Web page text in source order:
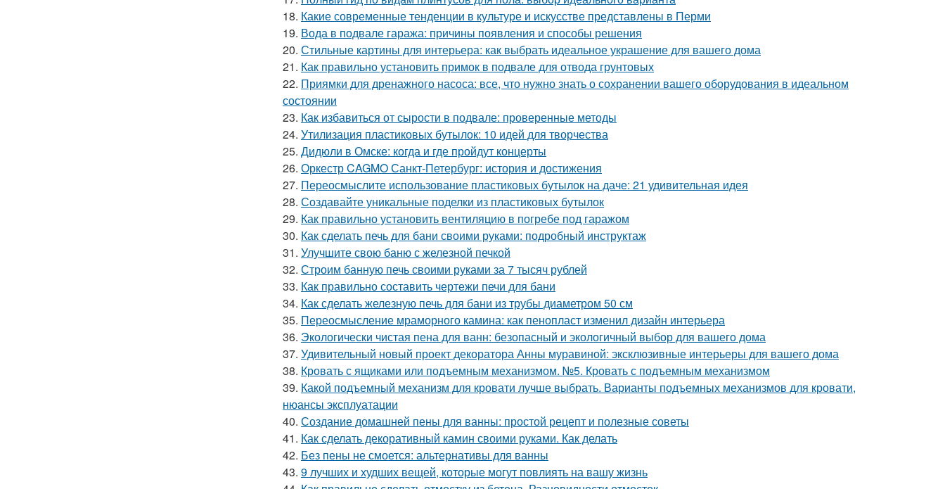
18. Какие современные тенденции в культуре и искусстве представлены в Перми
19. Вода в подвале гаража: причины появления и способы решения
20. Стильные картины для интерьера: как выбрать идеальное украшение для вашего дома
21. Как правильно установить примок в подвале для отвода грунтовых
22. Приямки для дренажного насоса: все, что нужно знать о сохранении вашего оборудования в идеальном
состоянии
23. Как избавиться от сырости в подвале: проверенные методы
24. Утилизация пластиковых бутылок: 10 идей для творчества
25. Дидюли в Омске: когда и где пройдут концерты
26. Оркестр CAGMO Санкт-Петербург: история и достижения
27. Переосмыслите использование пластиковых бутылок на даче: 21 удивительная идея
28. Создавайте уникальные поделки из пластиковых бутылок
29. Как правильно установить вентиляцию в погребе под гаражом
30. Как сделать печь для бани своими руками: подробный инструктаж
31. Улучшите свою баню с железной печкой
32. Строим банную печь своими руками за 7 тысяч рублей
33. Как правильно составить чертежи печи для бани
34. Как сделать железную печь для бани из трубы диаметром 50 см
35. Переосмысление мраморного камина: как пенопласт изменил дизайн интерьера
36. Экологически чистая пена для ванн: безопасный и экологичный выбор для вашего дома
37. Удивительный новый проект декоратора Анны муравиной: эксклюзивные интерьеры для вашего дома
38. Кровать с ящиками или подъемным механизмом. №5. Кровать с подъемным механизмом
39. Какой подъемный механизм для кровати лучше выбрать. Варианты подъемных механизмов для кровати,
нюансы эксплуатации
40. Создание домашней пены для ванны: простой рецепт и полезные советы
41. Как сделать декоративный камин своими руками. Как делать
42. Без пены не смоется: альтернативы для ванны
43. 9 лучших и худших вещей, которые могут повлиять на вашу жизнь